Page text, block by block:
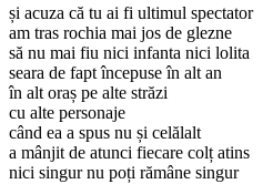
și acuza că tu ai fi ultimul spectator
am tras rochia mai jos de glezne
să nu mai fiu nici infanta nici lolita
seara de fapt începuse în alt an
în alt oraș pe alte străzi
cu alte personaje
când ea a spus nu și celălalt
a mânjit de atunci fiecare colț atins
nici singur nu poți rămâne singur